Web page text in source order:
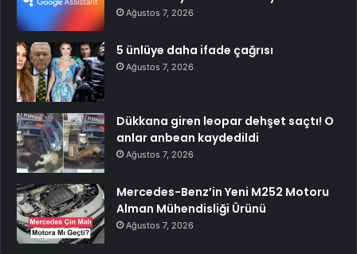
Ağustos 7, 2026
5 ünlüye daha ifade çağrısı
Ağustos 7, 2026
Dükkana giren leopar dehşet saçtı! O
anlar anbean kaydedildi
Ağustos 7, 2026
Mercedes-Benz’in Yeni M252 Motoru
Alman Mühendisliği Ürünü
Ağustos 7, 2026